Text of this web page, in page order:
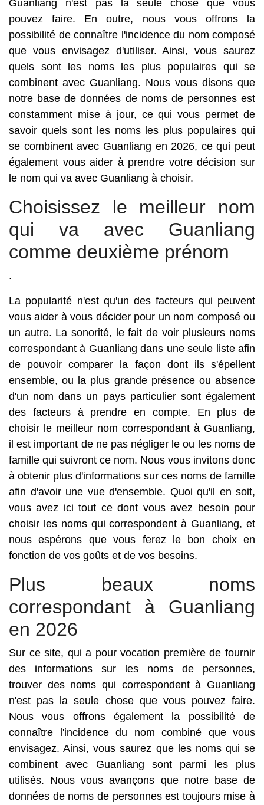
Guanliang n'est pas la seule chose que vous
pouvez faire. En outre, nous vous offrons la
possibilité de connaître l'incidence du nom composé
que vous envisagez d'utiliser. Ainsi, vous saurez
quels sont les noms les plus populaires qui se
combinent avec Guanliang. Nous vous disons que
notre base de données de noms de personnes est
constamment mise à jour, ce qui vous permet de
savoir quels sont les noms les plus populaires qui
se combinent avec Guanliang en 2026, ce qui peut
également vous aider à prendre votre décision sur
le nom qui va avec Guanliang à choisir.
Choisissez le meilleur nom
qui va avec Guanliang
comme deuxième prénom
.
La popularité n'est qu'un des facteurs qui peuvent
vous aider à vous décider pour un nom composé ou
un autre. La sonorité, le fait de voir plusieurs noms
correspondant à Guanliang dans une seule liste afin
de pouvoir comparer la façon dont ils s'épellent
ensemble, ou la plus grande présence ou absence
d'un nom dans un pays particulier sont également
des facteurs à prendre en compte. En plus de
choisir le meilleur nom correspondant à Guanliang,
il est important de ne pas négliger le ou les noms de
famille qui suivront ce nom. Nous vous invitons donc
à obtenir plus d'informations sur ces noms de famille
afin d'avoir une vue d'ensemble. Quoi qu'il en soit,
vous avez ici tout ce dont vous avez besoin pour
choisir les noms qui correspondent à Guanliang, et
nous espérons que vous ferez le bon choix en
fonction de vos goûts et de vos besoins.
Plus beaux noms
correspondant à Guanliang
en 2026
Sur ce site, qui a pour vocation première de fournir
des informations sur les noms de personnes,
trouver des noms qui correspondent à Guanliang
n'est pas la seule chose que vous pouvez faire.
Nous vous offrons également la possibilité de
connaître l'incidence du nom combiné que vous
envisagez. Ainsi, vous saurez que les noms qui se
combinent avec Guanliang sont parmi les plus
utilisés. Nous vous avançons que notre base de
données de noms de personnes est toujours mise à